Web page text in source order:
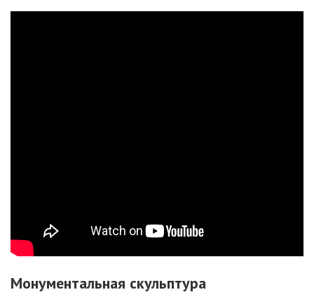
Монументальная скульптура